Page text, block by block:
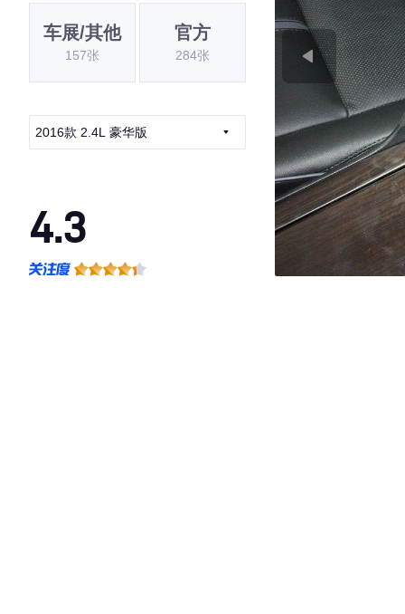
车展/其他
157张
官方
284张
2016款 2.4L 豪华版
4.3